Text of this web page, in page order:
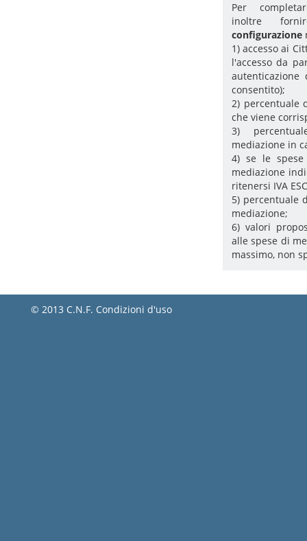
Per
inoltre
configurazione
1) accesso ai
l'accesso da
consentito);
2) percentuale
che viene
3)
mediazione in
4) se le
mediazione
ritenersi IVA
5) percentuale
mediazione;
6) valori
alle spese di
massimo, non
© 2013 C.N.F. Condizioni d'uso